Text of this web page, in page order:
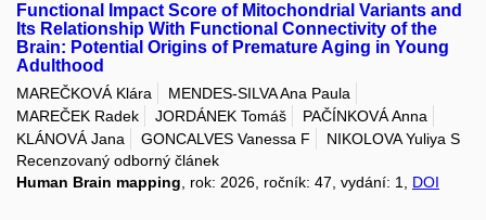
Functional Impact Score of Mitochondrial Variants and
Its Relationship With Functional Connectivity of the
Brain: Potential Origins of Premature Aging in Young
Adulthood
MAREČKOVÁ Klára
MENDES-SILVA Ana Paula
MAREČEK Radek
JORDÁNEK Tomáš
PAČÍNKOVÁ Anna
KLÁNOVÁ Jana
GONCALVES Vanessa F
NIKOLOVA Yuliya S
Recenzovaný odborný článek
Human Brain mapping, rok: 2026, ročník: 47, vydání: 1, DOI